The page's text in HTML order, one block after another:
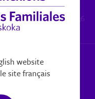
1.800.461.4236 -
1.800.461.4236
problème
website
site français